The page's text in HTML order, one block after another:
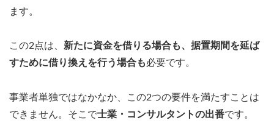
ます。
この2点は、 新たに資金を借りる場合も、据置期間を延ば
すために借り換えを行う場合も必要です。
事業者単独ではなかなか、この2つの要件を満たすことは
できません。そこで士業・コンサルタントの出番です。